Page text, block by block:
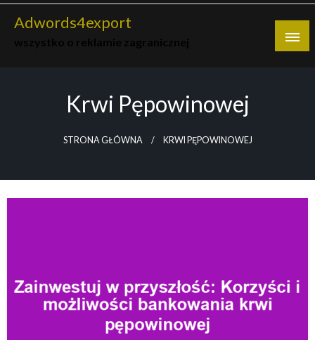
Skip
Adwords4export
Krwi Pępowinowej
STRONA GŁÓWNA KRWI PĘPOWINOWEJ